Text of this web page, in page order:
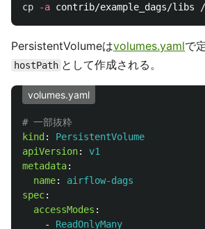
cp
-a contrib/example_dags/
PersistentVolumeはvolumes.yamlで
hostPath として作成される。
volumes.yaml
# 一部抜粋
kind:
PersistentVolume
apiVersion:
v1
metadata:
name:
airflow-dags
spec:
accessModes :
-
ReadOnlyMany